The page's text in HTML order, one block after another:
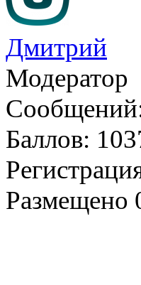
Дмитрий
Модератор
Баллов:
Размещено